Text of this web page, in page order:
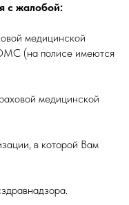
с жалобой:
медицинской
(на полисе имеются
медицинской
в которой Вам